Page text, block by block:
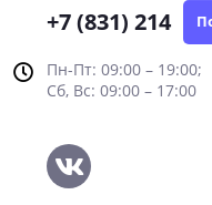
+7 (831) 214
Пн-Пт: 09:00 – 19:00;
Сб, Вс: 09:00 – 17:00